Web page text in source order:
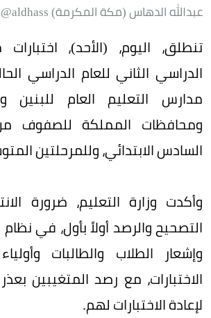
عبدالله الدهاس (مكة المكرمة) aldhass@
تنطلق، اليوم، (الأحد)،
مدارس التعليم العام للبنين
ومحافظات المملكة للصفوف
السادس الابتدائي، وللمرحلتين
وأكدت وزارة التعليم، ضرورة
التصحيح والرصد أولاً بأول، في نظام
وإشعار الطلاب والطالبات
الاختبارات، مع رصد المتغيبين
لإعادة الاختبارات لهم.